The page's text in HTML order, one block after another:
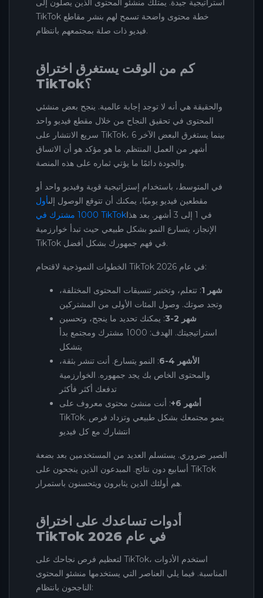
استراتيجية جيدة. يمتلك منشئو المحتوى الذين يصلون إلى
TikTok خطة محتوى واضحة تسمح لهم بنشر مقاطع
فيديو ذات صلة بمجتمعهم بانتظام.
كم من الوقت يستغرق اختراق
TikTok؟
والحقيقة هي أنه لا توجد إجابة عالمية. ينجح بعض منشئي
المحتوى في تحقيق النجاح من خلال مقطع فيديو واحد
سريع الانتشار على TikTok، بينما يستغرق البعض الآخر 6
أشهر من العمل المنتظم. ما هو مؤكد هو أن الاتساق
والجودة دائمًا ما يؤتي ثماره على هذه المنصة.
في المتوسط، باستخدام إستراتيجية قوية وفيديو واحد أو
مقطعين فيديو يوميًا، يمكنك أن تتوقع الوصول إلىأول
1000 مشترك في TikTokفي 1 إلى 3 أشهر. بعد هذا
الإنجاز، يتسارع النمو بشكل طبيعي حيث تبدأ خوارزمية
TikTok في فهم جمهورك بشكل أفضل.
الخطوات النموذجية لاقتحام TikTok في عام 2026:
شهر 1
: تتعلم، وتختبر تنسيقات المحتوى المختلفة،
وتجد صوتك. وصول المئات الأولى من المشتركين
شهر 2-3
: يمكنك تحديد ما ينجح، وتحسين
استراتيجيتك. الهدف: 1000 مشترك ومجتمع بدأ
يتشكل
الأشهر 4-6
: النمو يتسارع. أنت تنشر بثقة،
والمحتوى الخاص بك يجد جمهوره. الخوارزمية
تدفعك أكثر فأكثر
أشهر 6+
: أنت منشئ محتوى معروف على
TikTok. ينمو مجتمعك بشكل طبيعي وتزداد فرص
انتشارك مع كل فيديو
الصبر ضروري. يستسلم العديد من المستخدمين بعد بضعة
أسابيع دون نتائج. المبدعون الذين ينجحون على TikTok
هم أولئك الذين يثابرون ويتحسنون باستمرار.
أدوات تساعدك على اختراق
TikTok في عام 2026
لتعظيم فرص نجاحك على TikTok، استخدم الأدوات
المناسبة. فيما يلي العناصر التي يستخدمها منشئو المحتوى
الناجحون بانتظام: